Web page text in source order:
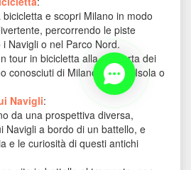
bicicletta e scopri Milano in modo
percorrendo le piste
Navigli o nel Parco Nord.
tour in bicicletta alla scoperta dei
conosciuti di Milano, come l’Isola o
Navigli:
da una prospettiva diversa,
Navigli a bordo di un battello, e
e le curiosità di questi antichi